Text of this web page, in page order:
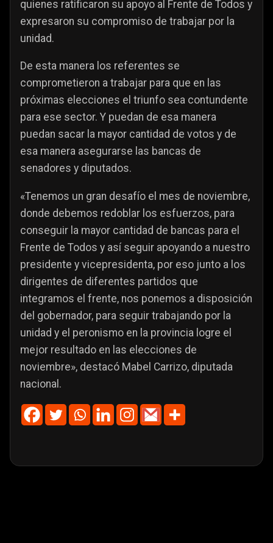
quienes ratificaron su apoyo al Frente de Todos y
expresaron su compromiso de trabajar por la
unidad.
De esta manera los referentes se
comprometieron a trabajar para que en las
próximas elecciones el triunfo sea contundente
para ese sector. Y puedan de esa manera
puedan sacar la mayor cantidad de votos y de
esa manera asegurarse las bancas de
senadores y diputados.
«Tenemos un gran desafío el mes de noviembre,
donde debemos redoblar los esfuerzos, para
conseguir la mayor cantidad de bancas para el
Frente de Todos y así seguir apoyando a nuestro
presidente y vicepresidenta, por eso junto a los
dirigentes de diferentes partidos que
integramos el frente, nos ponemos a disposición
del gobernador, para seguir trabajando por la
unidad y el peronismo en la provincia logre el
mejor resultado en las elecciones de
noviembre», destacó Mabel Carrizo, diputada
nacional.